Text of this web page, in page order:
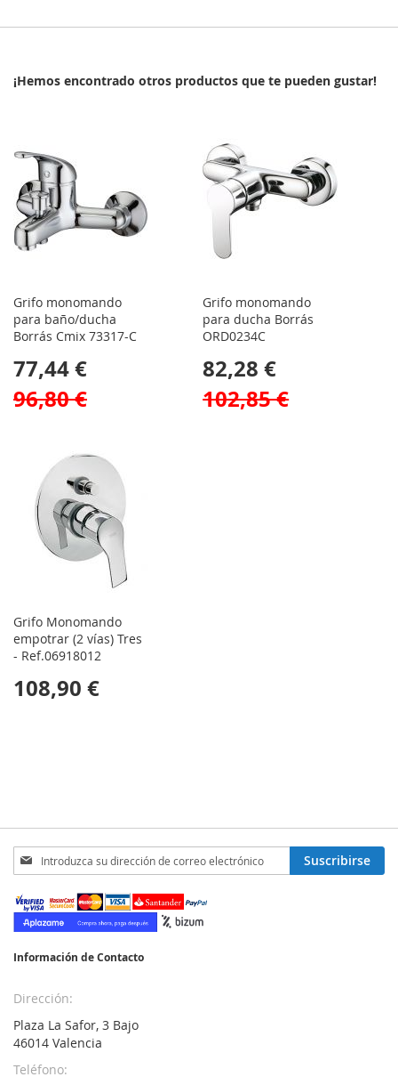
¡Hemos encontrado otros productos que te pueden gustar!
Grifo monomando
para baño/ducha
Borrás Cmix 73317-C
77,44 €
96,80 €
Grifo monomando
para ducha Borrás
ORD0234C
82,28 €
102,85 €
Grifo Monomando
empotrar (2 vías) Tres
- Ref.06918012
108,90 €
Inscríbase
a
nuestro
boletín
de
Suscribirse
Información de Contacto
Dirección:
Plaza La Safor, 3 Bajo
46014 Valencia
Teléfono: